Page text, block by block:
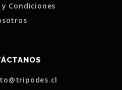
Condiciones